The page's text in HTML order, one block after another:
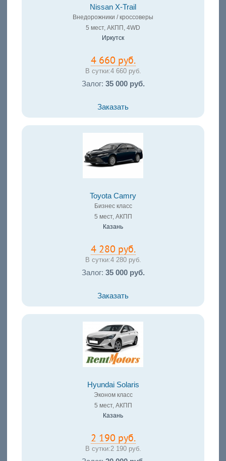
Nissan X-Trail
Внедорожники / кроссоверы
5 мест, АКПП, 4WD
Иркутск
4 660 руб.
В сутки:4 660 руб.
Залог: 35 000 руб.
Заказать
Toyota Camry
Бизнес класс
5 мест, АКПП
Казань
4 280 руб.
В сутки:4 280 руб.
Залог: 35 000 руб.
Заказать
Hyundai Solaris
Эконом класс
5 мест, АКПП
Казань
2 190 руб.
В сутки:2 190 руб.